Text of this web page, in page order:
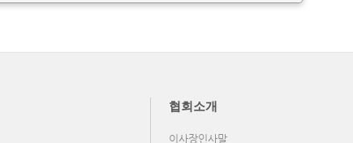
협회소개
이사장인사말